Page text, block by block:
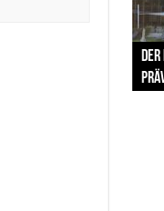
The